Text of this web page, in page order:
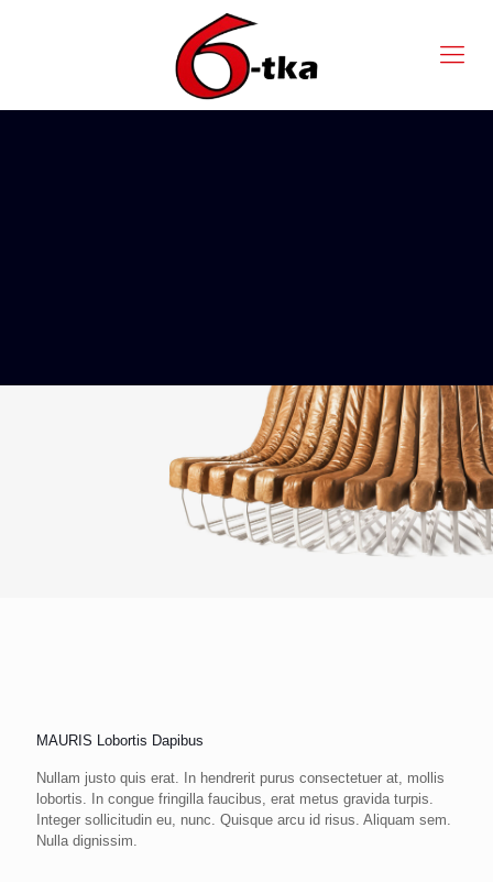
MAURIS Lobortis Dapibus
Nullam justo quis erat. In hendrerit purus consectetuer at, mollis
lobortis. In congue fringilla faucibus, erat metus gravida turpis.
Integer sollicitudin eu, nunc. Quisque arcu id risus. Aliquam sem.
Nulla dignissim.